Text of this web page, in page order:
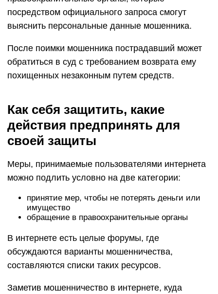
посредством официального запроса смогут
выяснить персональные данные мошенника.
После поимки мошенника пострадавший может
обратиться в суд с требованием возврата ему
похищенных незаконным путем средств.
Как себя защитить, какие
действия предпринять для
своей защиты
Меры, принимаемые пользователями интернета
можно подлить условно на две категории:
принятие мер, чтобы не потерять деньги или
имущество
обращение в правоохранительные органы
В интернете есть целые форумы, где
обсуждаются варианты мошенничества,
составляются списки таких ресурсов.
Заметив мошенничество в интернете, куда